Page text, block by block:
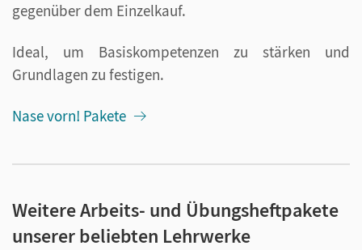
gegenüber dem Einzelkauf.
Ideal, um Basiskompetenzen zu stärken und
Grundlagen zu festigen.
Nase vorn! Pakete
Weitere Arbeits- und Übungsheftpakete
unserer beliebten Lehrwerke